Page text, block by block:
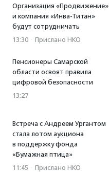
Организация «Продвижение»
и компания «Инва-Титан»
будут сотрудничать
13:30 · Прислано НКО
Пенсионеры Самарской
области освоят правила
цифровой безопасности
13:27
Встреча с Андреем Ургантом
стала лотом аукциона
в поддержку фонда
«Бумажная птица»
11:45 · Прислано НКО